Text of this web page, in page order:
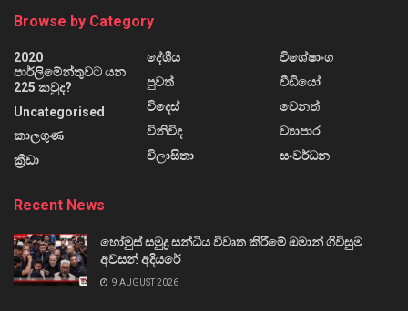
Browse by Category
2020
පාර්ලිමේන්තුවට යන
225 කවුද?
Uncategorised
කාලගුණ
ක්‍රීඩා
දේශීය
පුවත්
විදෙස්
විනිවිද
විලාසිතා
විශේෂාංග
වීඩියෝ
වෙනත්
ව්‍යාපාර
සංවර්ධන
Recent News
හෝමුස් සමුද්‍ර සන්ධිය විවෘත කිරීමේ ඔමාන් ගිවිසුම
අවසන් අදියරේ
9 AUGUST 2026